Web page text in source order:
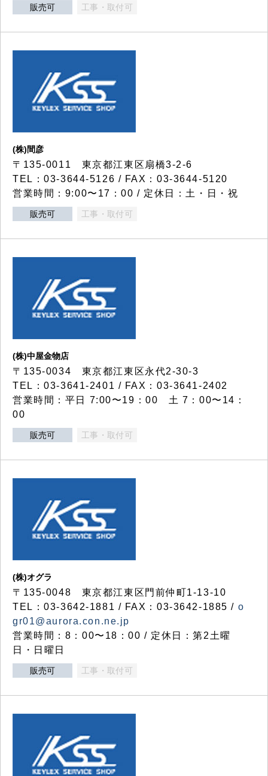
販売可 工事・取付可
(株)間彦
〒135-0011 東京都江東区扇橋3-2-6
TEL：03-3644-5126 / FAX：03-3644-5120
営業時間：9:00〜17：00 / 定休日：土・日・祝
販売可 工事・取付可
(株)中屋金物店
〒135-0034 東京都江東区永代2-30-3
TEL：03-3641-2401 / FAX：03-3641-2402
営業時間：平日 7:00〜19：00 土 7：00〜14：
00
販売可 工事・取付可
(株)オグラ
〒135-0048 東京都江東区門前仲町1-13-10
TEL：03-3642-1881 / FAX：03-3642-1885 / o
gr01@aurora.con.ne.jp
営業時間：8：00〜18：00 / 定休日：第2土曜
日・日曜日
販売可 工事・取付可